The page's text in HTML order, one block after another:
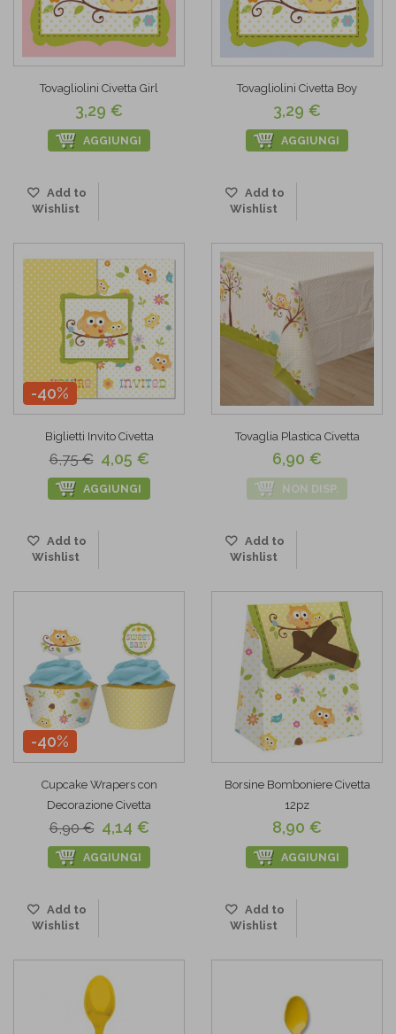
Tovagliolini Civetta Girl
3,29 €
AGGIUNGI
Add to
Wishlist
Tovagliolini Civetta Boy
3,29 €
AGGIUNGI
Add to
Wishlist
-40%
Biglietti Invito Civetta
6,75 € 4,05 €
AGGIUNGI
Add to
Wishlist
Tovaglia Plastica Civetta
6,90 €
NON DISP.
Add to
Wishlist
-40%
Cupcake Wrapers con
Decorazione Civetta
6,90 € 4,14 €
AGGIUNGI
Add to
Wishlist
Borsine Bomboniere Civetta
12pz
8,90 €
AGGIUNGI
Add to
Wishlist